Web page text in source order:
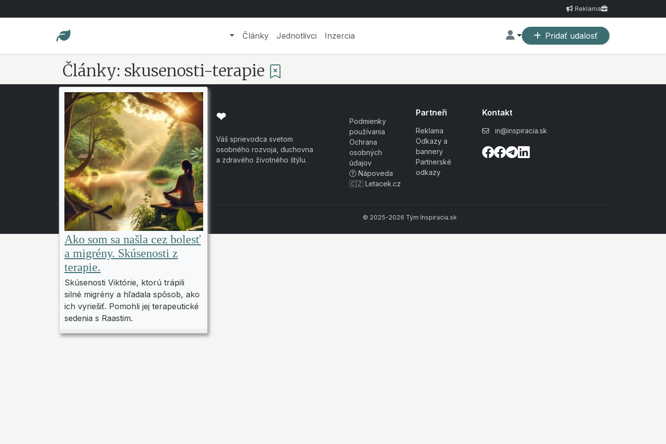
Reklama
Články Jednotlivci Inzercia Pridať udalosť
Články: skusenosti-terapie
Ako som sa našla cez bolesť
a migrény. Skúsenosti z
terapie.
Skúsenosti Viktórie, ktorú trápili
silné migrény a hľadala spôsob, ako
ich vyriešiť. Pomohli jej terapeutické
sedenia s Raastim.
❤
Váš sprievodca svetom
osobného rozvoja, duchovna
a zdravého životného štýlu.
Podmienky
používania
Ochrana
osobných
údajov
Nápoveda
🇨🇿 Letacek.cz
Partneři
Reklama
Odkazy a
bannery
Partnerské
odkazy
Kontakt
in@inspiracia.sk
© 2025-2026 Tým Inspiracia.sk